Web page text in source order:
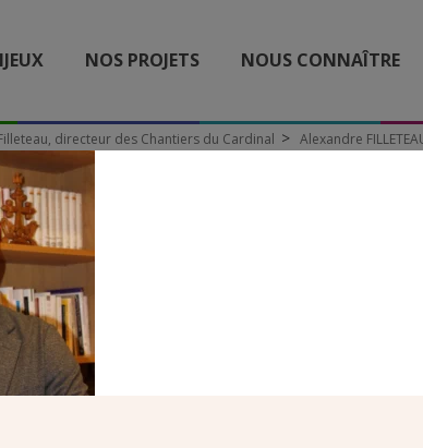
NOS PROJETS NOUS CONNAÎTRE
directeur des Chantiers du Cardinal Alexandre
FILLETEAU,